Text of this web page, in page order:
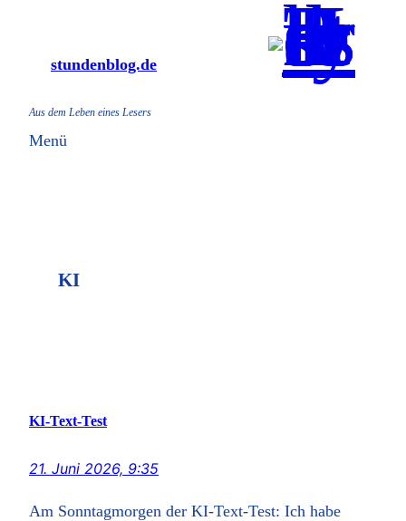
springenstundenblog.de
Aus dem Leben eines Lesers
Menü
KI
KI-Text-Test
21. Juni 2026, 9:35
Am Sonntagmorgen der KI-Text-Test: Ich habe